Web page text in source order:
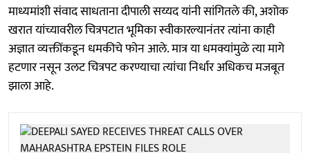
माध्यमांशी संवाद साधताना दीपाली सय्यद यांनी सांगितले की, अशोक
खरात यांच्यावरील चित्रपटात भूमिका स्वीकारल्यानंतर त्यांना काही
अज्ञात व्यक्तींकडून धमकीचे फोन आले. मात्र या धमक्यांमुळे त्या मागे
हटणार नसून उलट चित्रपट करण्याचा त्यांचा निर्धार अधिकच मजबूत
झाला आहे.